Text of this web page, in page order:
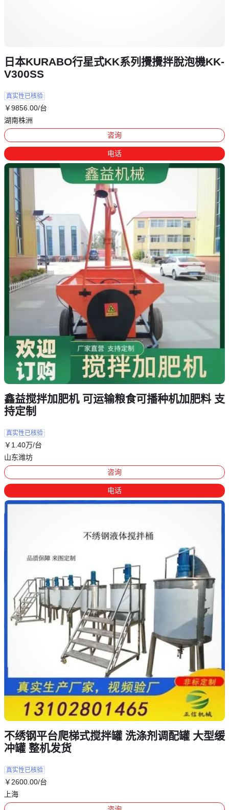
日本KURABO行星式KK系列攪攪拌脫泡機KK-
V300SS
真实性已核验
￥9856 .00/台
湖南株洲
咨询
电话
鑫益搅拌加肥机 可运输粮食可播种机加肥料 支
持定制
真实性已核验
￥ 1 .40万/台
山东潍坊
咨询
电话
不绣钢平台爬梯式搅拌罐 洗涤剂调配罐 大型缓
冲罐 整机发货
真实性已核验
￥ 2600 .00/台
上海